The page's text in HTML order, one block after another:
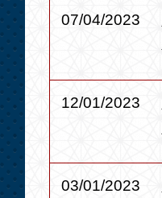
07/04/2023
12/01/2023
03/01/2023